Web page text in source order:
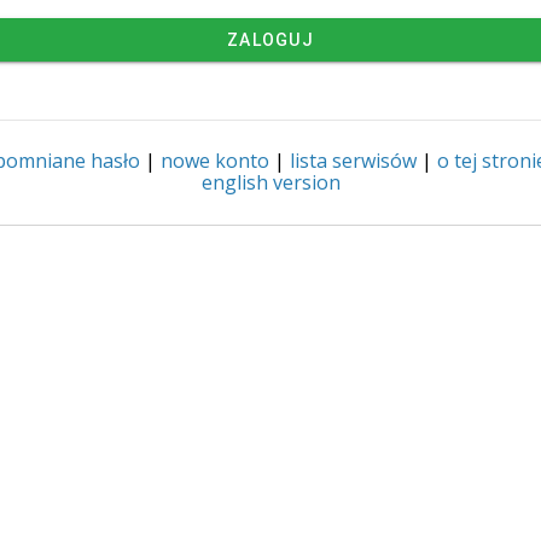
ZALOGUJ
hasło | nowe konto | lista serwisów | o tej
english version